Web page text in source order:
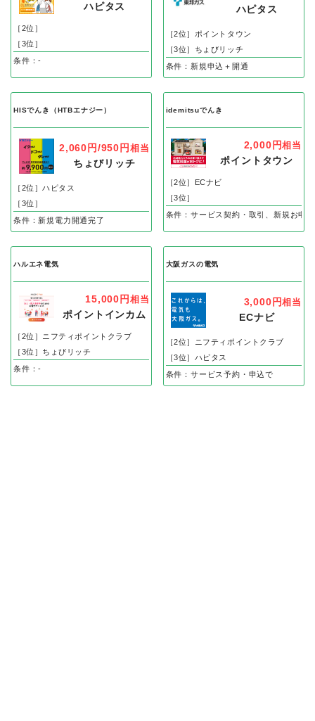
ハピタス
［2位］
［3位］
条件：-
ハピタス
［2位］ポイントタウン
［3位］ちょびリッチ
条件：新規申込＋開通
HISでんき（HTBエナジー）
2,060円/950円 相当
ちょびリッチ
［2位］ハピタス
［3位］
条件：新規電力開通完了
idemitsuでんき
2,000円相当
ポイントタウン
［2位］ECナビ
［3位］
条件：サービス契約・取引、新規お申
ハルエネ電気
15,000円 相当
ポイントインカム
［2位］ニフティポイントクラブ
［3位］ちょびリッチ
条件：-
大阪ガスの電気
3,000円相当
ECナビ
［2位］ニフティポイントクラブ
［3位］ハピタス
条件：サービス予約・申込で